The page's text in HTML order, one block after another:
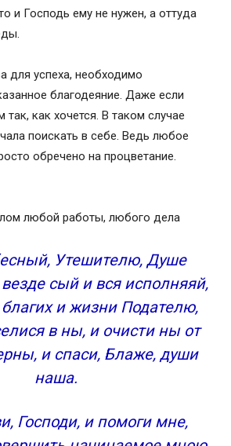
и Господь ему не нужен, а оттуда
для успеха, необходимо
благодеяние. Даже если
как хочется. В таком случае
поискать в себе. Ведь любое
обречено на процветание.
любой работы, любого дела
Утешителю, Душе
сый и вся исполняяй,
и жизни Подателю,
в ны, и очисти ны от
и спаси, Блаже, души
наша.
Господи, и помоги мне,